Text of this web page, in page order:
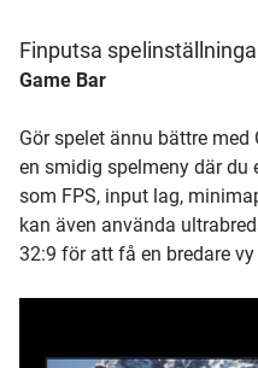
Finputsa
Game Bar
Gör spelet ännu bättre med
en smidig spelmeny där
som FPS, input lag,
kan även använda
32:9 för att få en bredare